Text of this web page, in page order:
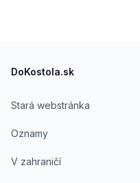
DoKostola.sk
Stará webstránka
Oznamy
V zahraničí